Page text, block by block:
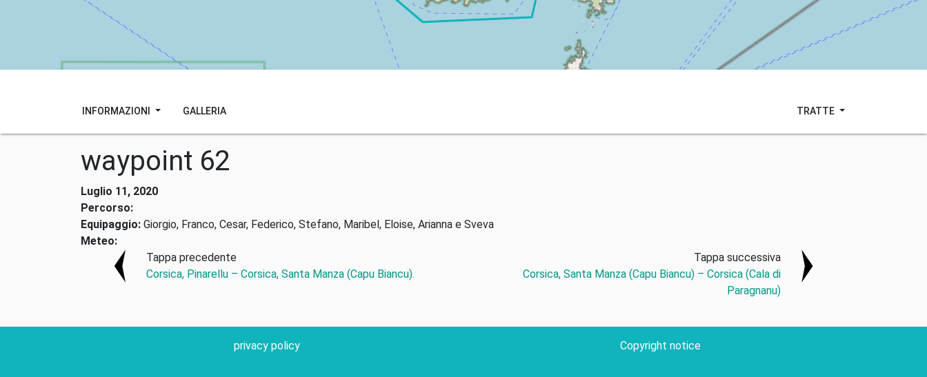
INFORMAZIONI GALLERIA TRATTE
waypoint 62
Luglio 11, 2020
Percorso:
Equipaggio: Giorgio, Franco, Cesar, Federico, Stefano, Maribel, Eloise, Arianna e Sveva
Meteo:
Tappa precedente
Corsica, Pinarellu – Corsica, Santa Manza (Capu Biancu).
Tappa successiva
Corsica, Santa Manza (Capu Biancu) – Corsica (Cala di
Paragnanu)
privacy policy Copyright notice